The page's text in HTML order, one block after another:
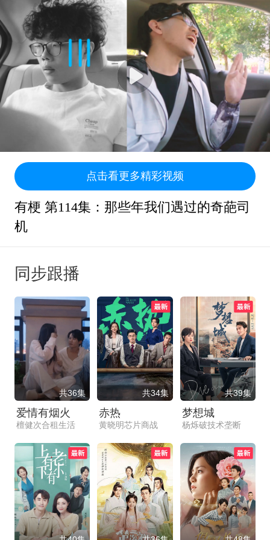
点击看更多精彩视频
有梗 第114集：那些年我们遇过的奇葩司
机
同步跟播
共36集
爱情有烟火
檀健次合租生活
共34集
赤热
黄晓明芯片商战
共39集
梦想城
杨烁破技术垄断